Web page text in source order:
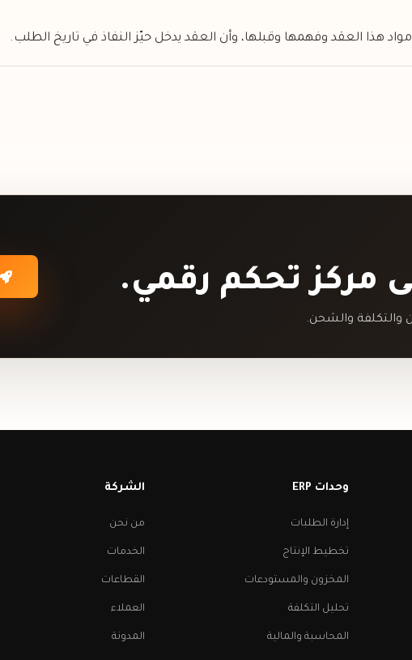
هذا العقد وفهمها وقبلها، وأن العقد يدخل حيّز النفاذ في تاريخ الطلب.
مركز تحكم رقمي.
والتكلفة والشحن.
وحدات ERP
إدارة الطلبات
تخطيط الإنتاج
المخزون والمستودعات
تحليل التكلفة
المحاسبة والمالية
الشركة
من نحن
الخدمات
القطاعات
العملاء
المدونة